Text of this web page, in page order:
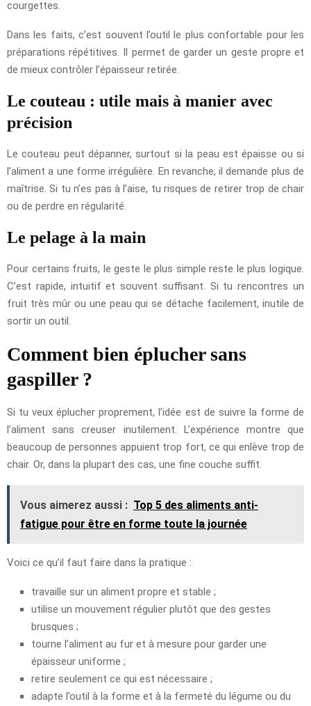
courgettes.
Dans les faits, c’est souvent l’outil le plus confortable pour les
préparations répétitives. Il permet de garder un geste propre et
de mieux contrôler l’épaisseur retirée.
Le couteau : utile mais à manier avec
précision
Le couteau peut dépanner, surtout si la peau est épaisse ou si
l’aliment a une forme irrégulière. En revanche, il demande plus de
maîtrise. Si tu n’es pas à l’aise, tu risques de retirer trop de chair
ou de perdre en régularité.
Le pelage à la main
Pour certains fruits, le geste le plus simple reste le plus logique.
C’est rapide, intuitif et souvent suffisant. Si tu rencontres un
fruit très mûr ou une peau qui se détache facilement, inutile de
sortir un outil.
Comment bien éplucher sans
gaspiller ?
Si tu veux éplucher proprement, l’idée est de suivre la forme de
l’aliment sans creuser inutilement. L’expérience montre que
beaucoup de personnes appuient trop fort, ce qui enlève trop de
chair. Or, dans la plupart des cas, une fine couche suffit.
Vous aimerez aussi : Top 5 des aliments anti-
fatigue pour être en forme toute la journée
Voici ce qu’il faut faire dans la pratique :
travaille sur un aliment propre et stable ;
utilise un mouvement régulier plutôt que des gestes
brusques ;
tourne l’aliment au fur et à mesure pour garder une
épaisseur uniforme ;
retire seulement ce qui est nécessaire ;
adapte l’outil à la forme et à la fermeté du légume ou du